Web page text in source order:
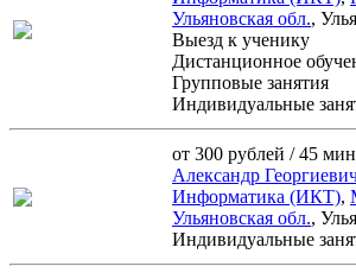
Ульяновская обл.,
Выезд к ученику
Дистанционное
Групповые занятия
Индивидуальные
от 300 рублей / 45
Александр
Информатика (ИКТ),
Ульяновская обл.,
Индивидуальные